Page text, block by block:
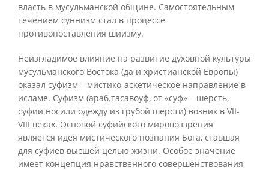
власть в мусульманской общине. Самостоятельным
течением суннизм стал в процессе
противопоставления шиизму.
Неизгладимое влияние на развитие духовной культуры
мусульманского Востока (да и христианской Европы)
оказал суфизм – мистико-аскетическое направление в
исламе. Суфизм (араб.тасавоуф, от «суф» – шерсть,
суфии носили одежду из грубой шерсти) возник в VII-
VIII веках. Основой суфийского мировоззрения
является идея мистического познания Бога, ставшая
для суфиев высшей целью жизни. Особое значение
имеет концепция нравственного совершенствования